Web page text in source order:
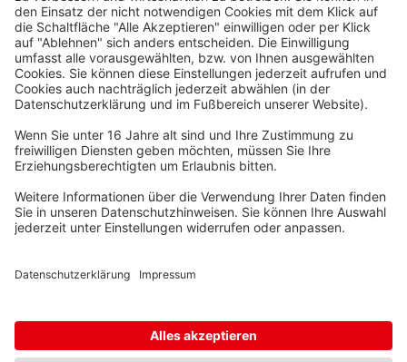
Waskönig+Walter
Kabel-Werk GmbH u. Co. KG
Ostermoorstraße 77
26683 Saterland
Fax +49 4498 88-900
info[att]waskoenig.de
Folgen Sie uns: